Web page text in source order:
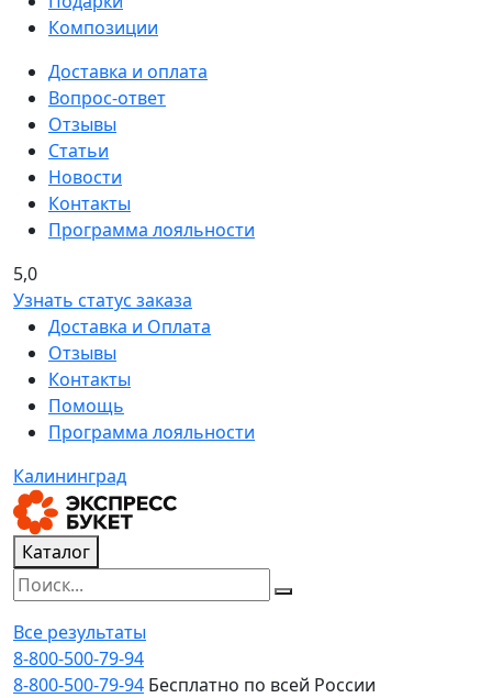
Композиции
Доставка и оплата
Вопрос-ответ
Отзывы
Статьи
Новости
Контакты
Программа лояльности
5,0
Узнать статус заказа
Доставка и Оплата
Отзывы
Контакты
Помощь
Программа лояльности
Калининград
Каталог
Все результаты
8-800-500-79-94
8-800-500-79-94 Бесплатно по всей России